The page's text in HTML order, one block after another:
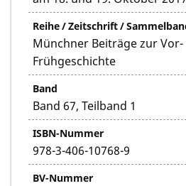
Reihe / Zeitschrift /
Münchner Beiträge zur Vor-
Frühgeschichte
Band
Band 67, Teilband 1
ISBN-Nummer
978-3-406-10768-9
BV-Nummer